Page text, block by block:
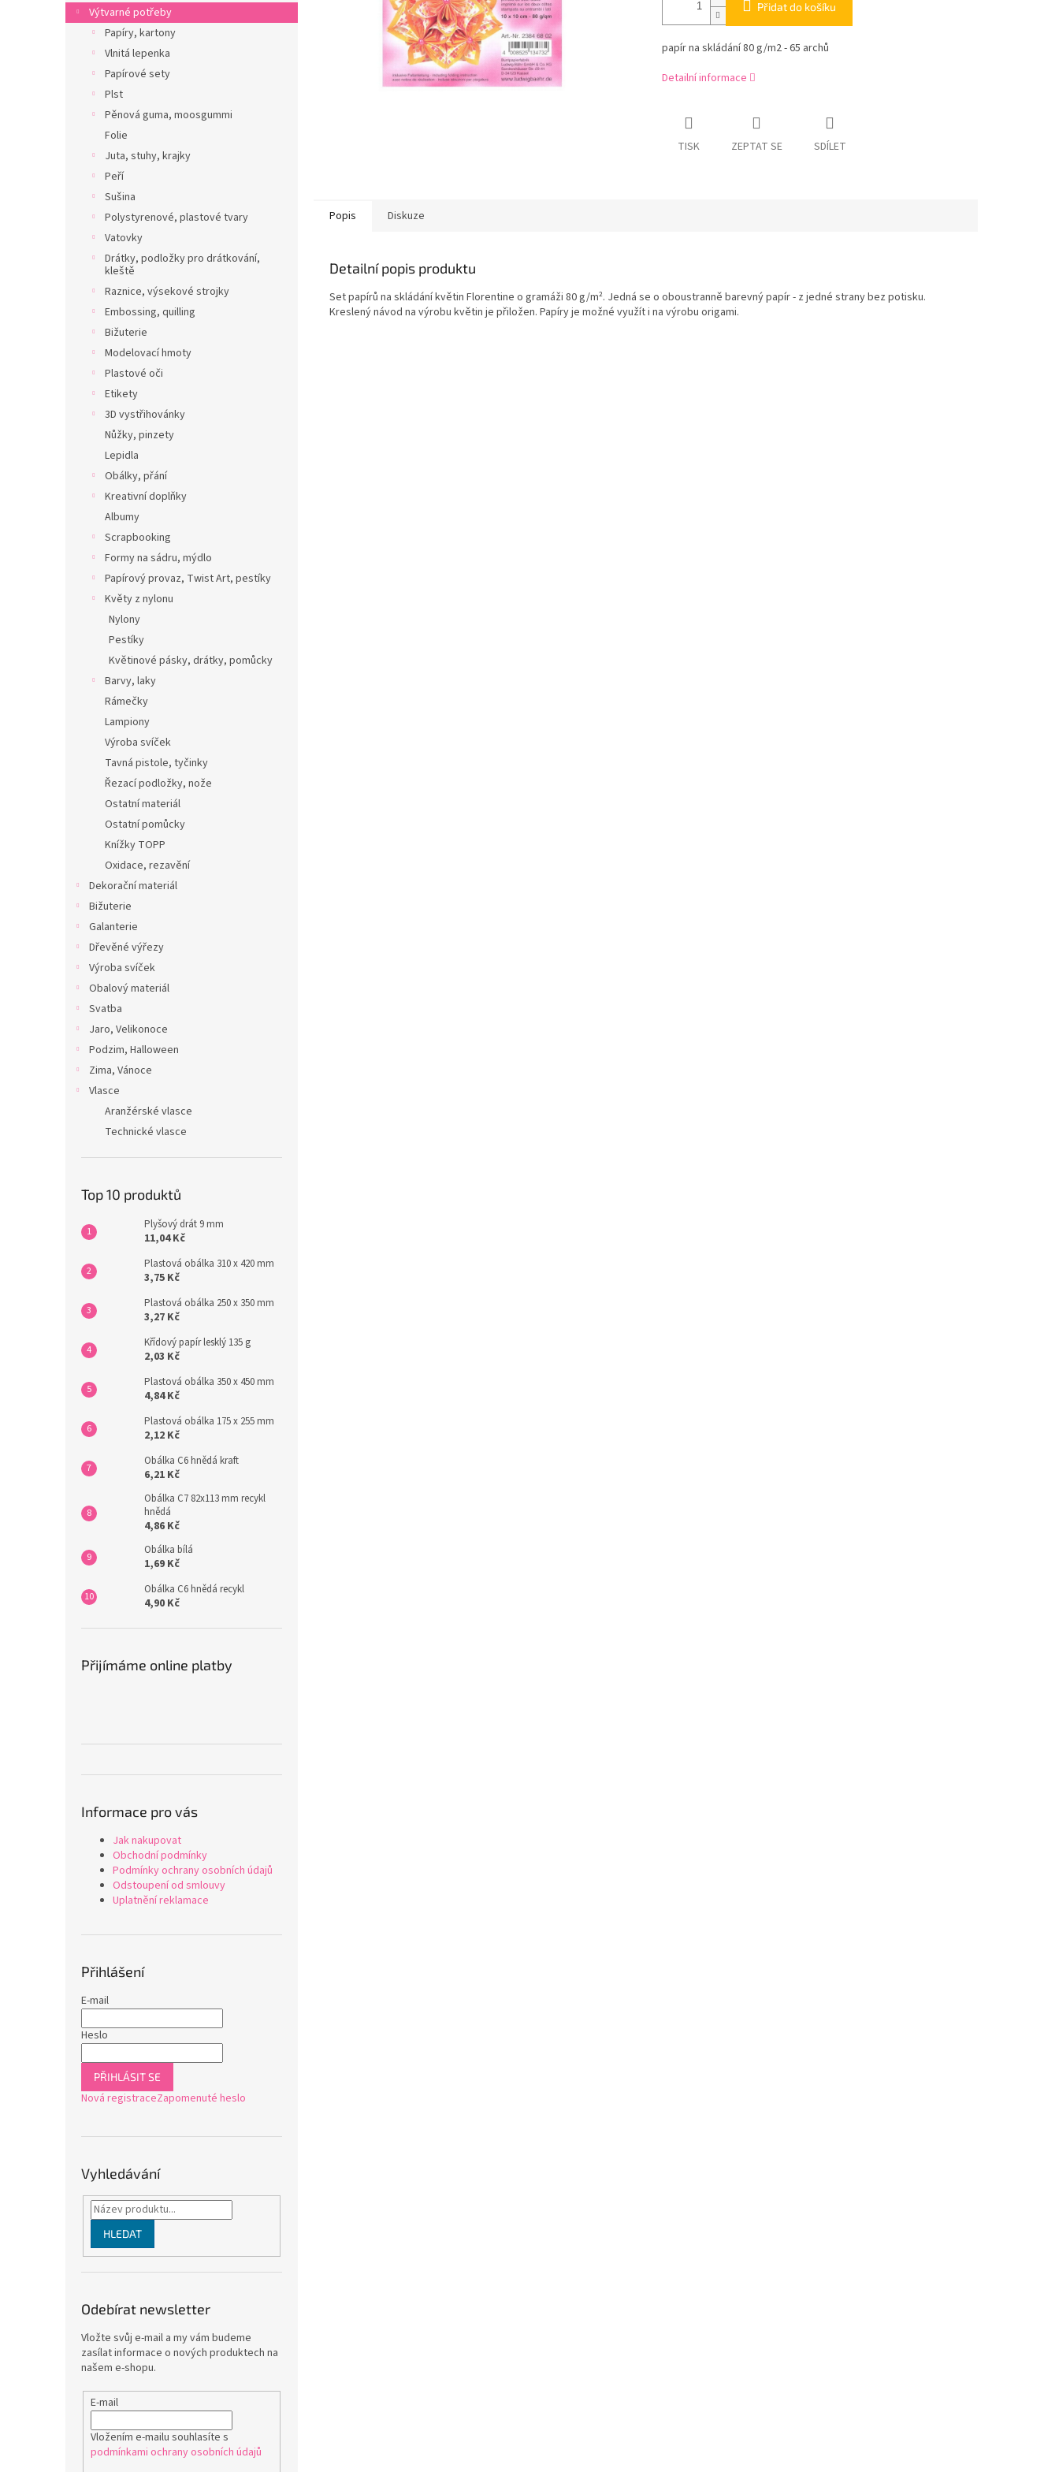
n
e
Výtvarné potřeby
Papíry, kartony
Vlnitá lepenka
Papírové sety
Plst
Pěnová guma, moosgummi
Folie
Juta, stuhy, krajky
Peří
Sušina
Polystyrenové, plastové tvary
Vatovky
Drátky, podložky pro drátkování,
kleště
Raznice, výsekové strojky
Embossing, quilling
Bižuterie
Modelovací hmoty
Plastové oči
Etikety
3D vystřihovánky
Nůžky, pinzety
Lepidla
Obálky, přání
Kreativní doplňky
Albumy
Scrapbooking
Formy na sádru, mýdlo
Papírový provaz, Twist Art, pestíky
Květy z nylonu
Nylony
Pestíky
Květinové pásky, drátky, pomůcky
Barvy, laky
Rámečky
Lampiony
Výroba svíček
Tavná pistole, tyčinky
Řezací podložky, nože
Ostatní materiál
Ostatní pomůcky
Knížky TOPP
Oxidace, rezavění
Dekorační materiál
Bižuterie
Galanterie
Dřevěné výřezy
Výroba svíček
Obalový materiál
Svatba
Jaro, Velikonoce
Podzim, Halloween
Zima, Vánoce
Vlasce
Aranžérské vlasce
Technické vlasce
Top 10 produktů
Plyšový drát 9 mm
11,04 Kč
Plastová obálka 310 x 420 mm
3,75 Kč
Plastová obálka 250 x 350 mm
3,27 Kč
Křídový papír lesklý 135 g
2,03 Kč
Plastová obálka 350 x 450 mm
4,84 Kč
Plastová obálka 175 x 255 mm
2,12 Kč
Obálka C6 hnědá kraft
6,21 Kč
Obálka C7 82x113 mm recykl
hnědá
4,86 Kč
Obálka bílá
1,69 Kč
Obálka C6 hnědá recykl
4,90 Kč
Přijímáme online platby
Informace pro vás
Jak nakupovat
Obchodní podmínky
Podmínky ochrany osobních údajů
Odstoupení od smlouvy
Uplatnění reklamace
Přihlášení
E-mail
Heslo
PŘIHLÁSIT SE
Nová registraceZapomenuté heslo
Vyhledávání
HLEDAT
Odebírat newsletter
Vložte svůj e-mail a my vám budeme
zasílat informace o nových produktech na
našem e-shopu.
E-mail
Vložením e-mailu souhlasíte s
podmínkami ochrany osobních údajů
Přidat do košíku
papír na skládání 80 g/m2 - 65 archů
Detailní informace
TISK ZEPTAT SE SDÍLET
Popis Diskuze
Detailní popis produktu
Set papírů na skládání květin Florentine o gramáži 80 g/m². Jedná se o oboustranně barevný papír - z jedné strany bez potisku.
Kreslený návod na výrobu květin je přiložen. Papíry je možné využít i na výrobu origami.